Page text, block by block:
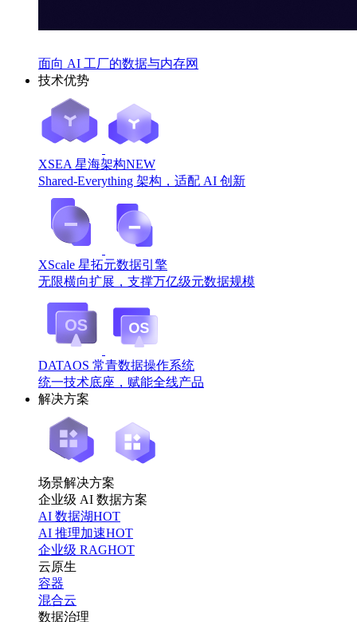
面向 AI 工厂的数据与内存网
技术优势
XSEA 星海架构NEW
Shared-Everything 架构，适配 AI 创新
XScale 星拓元数据引擎
无限横向扩展，支撑万亿级元数据规模
DATAOS 常青数据操作系统
统一技术底座，赋能全线产品
解决方案
场景解决方案
企业级 AI 数据方案
AI 数据湖HOT
AI 推理加速HOT
企业级 RAGHOT
云原生
容器
混合云
数据治理